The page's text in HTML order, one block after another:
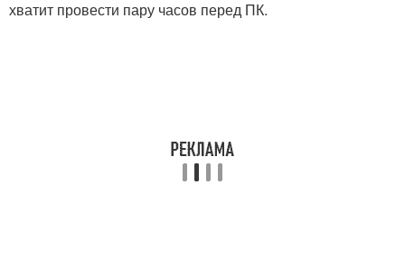
хватит провести пару часов перед ПК.